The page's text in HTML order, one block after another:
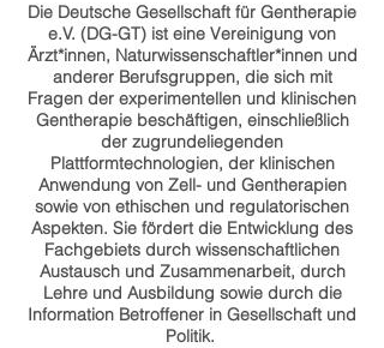
Die Deutsche Gesellschaft für Gentherapie
e.V. (DG-GT) ist eine Vereinigung von
Ärzt*innen, Naturwissenschaftler*innen und
anderer Berufsgruppen, die sich mit
Fragen der experimentellen und klinischen
Gentherapie beschäftigen, einschließlich
der zugrundeliegenden
Plattformtechnologien, der klinischen
Anwendung von Zell- und Gentherapien
sowie von ethischen und regulatorischen
Aspekten. Sie fördert die Entwicklung des
Fachgebiets durch wissenschaftlichen
Austausch und Zusammenarbeit, durch
Lehre und Ausbildung sowie durch die
Information Betroffener in Gesellschaft und
Politik.